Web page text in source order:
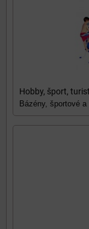
Hobby, šport,
Bázény, športové